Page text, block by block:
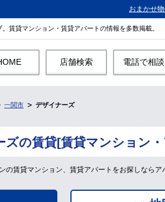
おまかせ
賃貸マンション・賃貸アパートの情報を多数掲載。
店舗検索 電話で相談
一関市 デザイナーズ
ズの賃貸[賃貸マンション
の賃貸マンション、賃貸アパートをお探しなら